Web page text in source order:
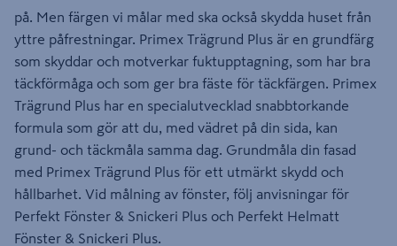
på. Men färgen vi målar med ska också skydda huset från
yttre påfrestningar. Primex Trägrund Plus är en grundfärg
som skyddar och motverkar fuktupptagning, som har bra
täckförmåga och som ger bra fäste för täckfärgen. Primex
Trägrund Plus har en specialutvecklad snabbtorkande
formula som gör att du, med vädret på din sida, kan
grund- och täckmåla samma dag. Grundmåla din fasad
med Primex Trägrund Plus för ett utmärkt skydd och
hållbarhet. Vid målning av fönster, följ anvisningar för
Perfekt Fönster & Snickeri Plus och Perfekt Helmatt
Fönster & Snickeri Plus.